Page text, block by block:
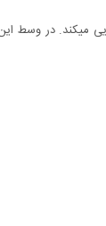
میکند. در وسط